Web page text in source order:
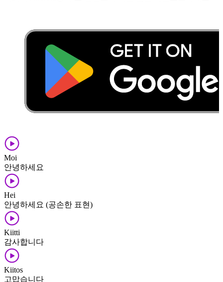
Moi
안녕하세요
Hei
안녕하세요 (공손한 표현)
Kiitti
감사합니다
Kiitos
고맙습니다